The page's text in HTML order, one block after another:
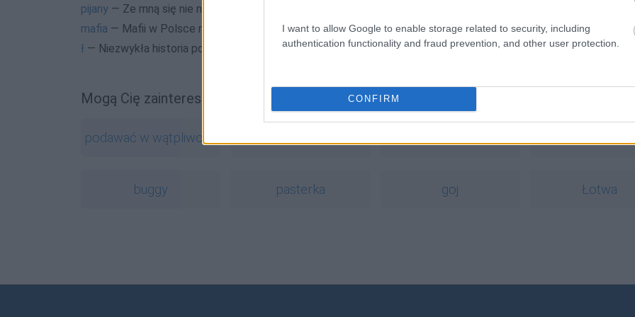
I want to allow Google to enable storage related to security, including
authentication functionality and fraud prevention, and other user protection.
CONFIRM
pijany — Ze mną się nie napijesz?
mafia — Mafii w Polsce nie było, gdyż...
ł — Niezwykła historia polskiego ł
Mogą Cię zainteresować również hasła
podawać w wątpliwość
buggy pasterka goj Łotwa